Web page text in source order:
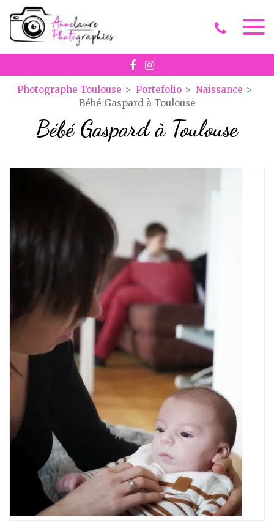
Photographe Toulouse Portefolio
Naissance
Bébé Gaspard à Toulouse
Bébé Gaspard à Toulouse
Panneau de gestion des cookies